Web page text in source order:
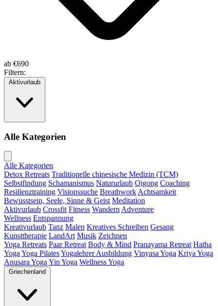
ab €690
Filtern:
Aktivurlaub
Alle Kategorien
Alle Kategorien
Detox Retreats Traditionelle chinesische Medizin (TCM)
Selbstfindung Schamanismus Natururlaub Qigong Coaching
Resilienztraining Visionssuche Breathwork Achtsamkeit
Bewusstsein, Seele, Sinne & Geist Meditation
Aktivurlaub Crossfit Fitness Wandern Adventure
Wellness Entspannung
Kreativurlaub Tanz Malen Kreatives Schreiben Gesang
Kunsttherapie LandArt Musik Zeichnen
Yoga Retreats Paar Retreat Body & Mind Pranayama Retreat Hatha
Yoga Yoga PilatesYogalehrer Ausbildung Vinyasa Yoga Kriya Yoga
Anusara Yoga Yin Yoga Wellness Yoga
Griechenland